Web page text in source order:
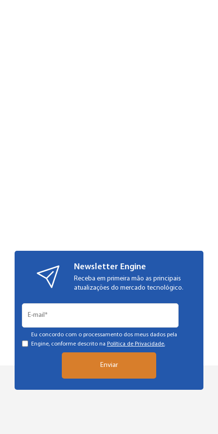
Newsletter Engine
Receba em primeira mão as principais
atualizações do mercado tecnológico.
Eu concordo com o processamento dos meus dados pela
Engine, conforme descrito na Política de Privacidade.